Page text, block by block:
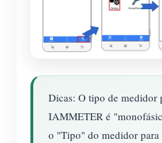
Dicas: O tipo de medidor
IAMMETER é
o "Tipo" do medidor